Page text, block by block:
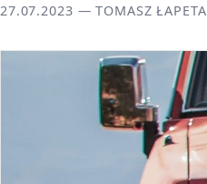
27.07.2023 — TOMASZ ŁAPETA